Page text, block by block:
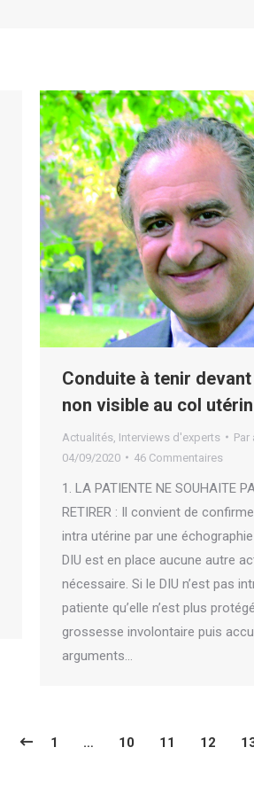
Conduite à tenir devant
non visible au col
Actualités Interviews d'experts Par
04/09/2020
46 Commentaires
1. LA PATIENTE NE SOUHAITE
RETIRER : Il convient de
intra utérine par une
DIU est en place aucune autre
nécessaire. Si le DIU n’est pas
patiente qu’elle n’est plus
grossesse involontaire puis
arguments…
1 … 10 11 12